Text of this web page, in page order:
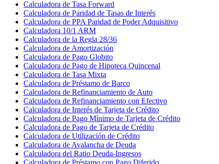
Calculadora de Tasa Forward
Calculadora de Paridad de Tasas de Interés
Calculadora de PPA Paridad de Poder Adquisitivo
Calculadora 10/1 ARM
Calculadora de la Regla 28/36
Calculadora de Amortización
Calculadora de Pago Globito
Calculadora de Pago de Hipoteca Quincenal
Calculadora de Tasa Mixta
Calculadora de Préstamo de Barco
Calculadora de Refinanciamiento de Auto
Calculadora de Refinanciamiento con Efectivo
Calculadora de Interés de Tarjeta de Crédito
Calculadora de Pago Mínimo de Tarjeta de Crédito
Calculadora de Pago de Tarjeta de Crédito
Calculadora de Utilización de Crédito
Calculadora de Avalancha de Deuda
Calculadora del Ratio Deuda-Ingresos
Calculadora de Préstamo con Pago Diferido